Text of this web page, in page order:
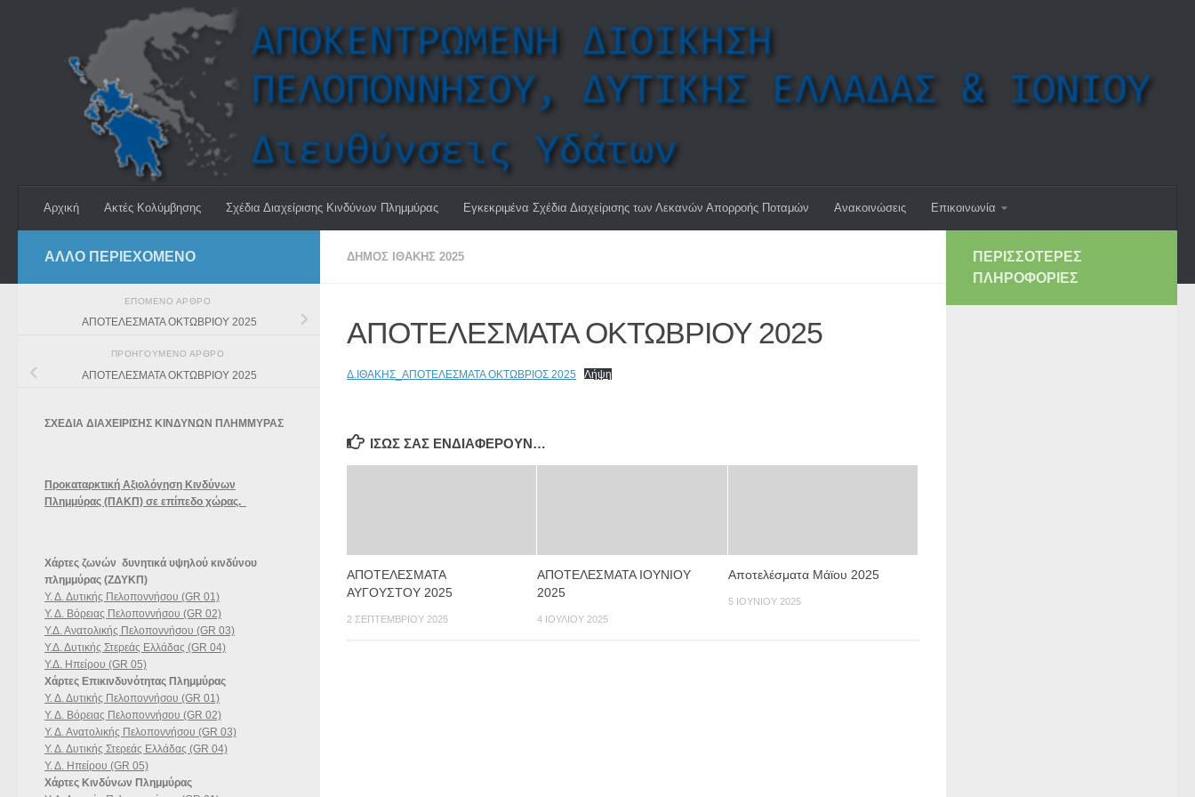
Αρχική Ακτές Κολύμβησης Σχέδια Διαχείρισης Κινδύνων Πλημμύρας Εγκεκριμένα Σχέδια Διαχείρισης των Λεκανών Απορροής Ποταμών Ανακοινώσεις Επικοινωνία
ΔΉΜΟΣ ΙΘΆΚΗΣ 2025
ΑΠΟΤΕΛΕΣΜΑΤΑ ΟΚΤΩΒΡΙΟΥ 2025
Δ.ΙΘΑΚΗΣ_ΑΠΟΤΕΛΕΣΜΑΤΑ ΟΚΤΩΒΡΙΟΣ 2025 Λήψη
ΊΣΩΣ ΣΑΣ ΕΝΔΙΑΦΈΡΟΥΝ…
ΑΠΟΤΕΛΕΣΜΑΤΑ
ΑΥΓΟΥΣΤΟΥ 2025
2 ΣΕΠΤΕΜΒΡΊΟΥ 2025
ΑΠΟΤΕΛΕΣΜΑΤΑ ΙΟΥΝΙΟΥ
2025
4 ΙΟΥΛΊΟΥ 2025
Αποτελέσματα Μάϊου 2025
5 ΙΟΥΝΊΟΥ 2025
ΆΛΛΟ ΠΕΡΙΕΧΟΜΕΝΟ
ΕΠΌΜΕΝΟ ΆΡΘΡΟ
ΑΠΟΤΕΛΕΣΜΑΤΑ ΟΚΤΩΒΡΙΟΥ 2025
ΠΡΟΗΓΟΎΜΕΝΟ ΆΡΘΡΟ
ΑΠΟΤΕΛΕΣΜΑΤΑ ΟΚΤΩΒΡΙΟΥ 2025
ΣΧΕΔΙΑ ΔΙΑΧΕΙΡΙΣΗΣ ΚΙΝΔΥΝΩΝ ΠΛΗΜΜΥΡΑΣ
Προκαταρκτική Αξιολόγηση Κινδύνων
Πλημμύρας (ΠΑΚΠ) σε επίπεδο χώρας.
Χάρτες ζωνών δυνητικά υψηλού κινδύνου
πλημμύρας (ΖΔΥΚΠ)
Υ. Δ. Δυτικής Πελοποννήσου (GR 01)
Υ. Δ. Βόρειας Πελοποννήσου (GR 02)
Υ.Δ. Ανατολικής Πελοποννήσου (GR 03)
Υ.Δ. Δυτικής Στερεάς Ελλάδας (GR 04)
Υ.Δ. Ηπείρου (GR 05)
Χάρτες Επικινδυνότητας Πλημμύρας
Υ. Δ. Δυτικής Πελοποννήσου (GR 01)
Υ. Δ. Βόρειας Πελοποννήσου (GR 02)
Υ. Δ. Ανατολικής Πελοποννήσου (GR 03)
Υ. Δ. Δυτικής Στερεάς Ελλάδας (GR 04)
Υ. Δ. Ηπείρου (GR 05)
Χάρτες Κινδύνων Πλημμύρας
ΠΕΡΙΣΣΌΤΕΡΕΣ
ΠΛΗΡΟΦΟΡΊΕΣ